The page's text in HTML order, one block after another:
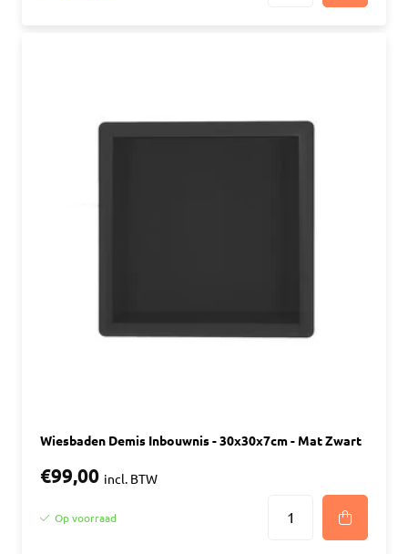
Wiesbaden Demis Inbouwnis - 30x30x7cm - Mat Zwart
€99,00 incl. BTW
Op voorraad